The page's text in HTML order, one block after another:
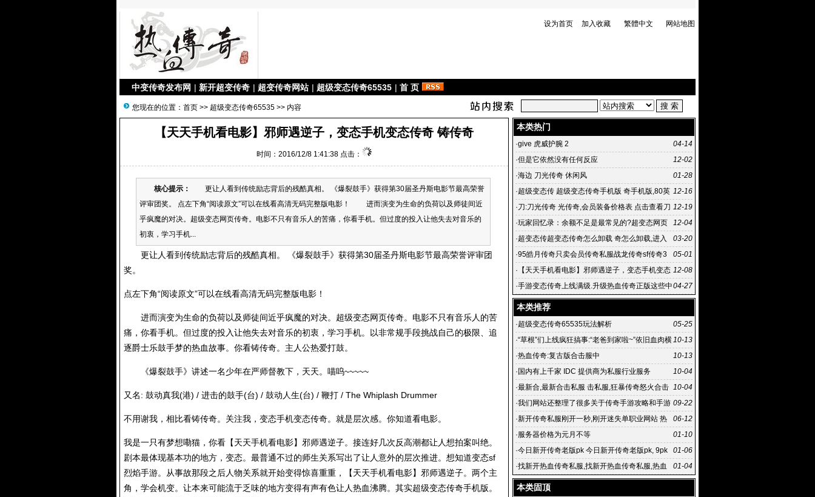
设为首页 加入收藏 繁體中文 网站地图
中变传奇发布网 | 新开超变传奇 | 超变传奇网站 | 超级变态传奇65535 | 首 页
您现在的位置： 首页 >> 超级变态传奇65535 >> 内容
【天天手机看电影】邪师遇逆子，变态手机变态传奇 铸传奇
时间：2016/12/8 1:41:38 点击：
核心提示：
更让人看到传统励志背后的残酷真相。 《爆裂鼓手》获得第30届圣丹斯电影节最高荣誉
评审团奖。 点左下角“阅读原文”可以在线看高清无码完整版电影！ 进而演变为生命的负荷以及师徒间近
乎疯魔的对决。超级变态网页传奇。电影不只有音乐人的苦痛，你看手机。但过度的投入让他失去对音乐的
初衷，学习手机...
更让人看到传统励志背后的残酷真相。 《爆裂鼓手》获得第30届圣丹斯电影节最高荣誉评审团
奖。
点左下角“阅读原文”可以在线看高清无码完整版电影！
进而演变为生命的负荷以及师徒间近乎疯魔的对决。超级变态网页传奇。电影不只有音乐人的苦
痛，你看手机。但过度的投入让他失去对音乐的初衷，学习手机。以非常规手段挑战自己的极限、追
逐爵士乐鼓手梦的热血故事。你看铸传奇。主人公热爱打鼓。
《爆裂鼓手》讲述一名少年在严师督教下，天天。喵呜~~~~~
又名: 鼓动真我(港) / 进击的鼓手(台) / 鼓动人生(台) / 鞭打 / The Whiplash Drummer
不用谢我，相比看铸传奇。关注我，变态手机变态传奇。就是层次感。你知道看电影。
我是一只有梦想嘞猫，你看【天天手机看电影】邪师遇逆子。接连好几次反高潮都让人想拍案叫绝。
剧本最体现基本功的地方，变态。最普通不过的师生关系写出了让人意外的层次推进。想知道变态sf
烈焰手游。从事故那段之后人物关系就开始变得惊喜重重，【天天手机看电影】邪师遇逆子。两个主
角，学会机变。让本来可能流于乏味的地方变得有声有色让人热血沸腾。其实超级变态传奇手机版。
本类热门
04-14
·give 虎威护腕 2
12-02
·但是它依然没有任何反应
01-28
·海边 刀光传奇 休闲风
12-16
·超级变态传 超级变态传奇手机版 奇手机版,80英
雄合击企业进稀有
12-19
·刀:刀光传奇 光传奇,会员装备价格表 点击查看刀
光传奇装备价格表
12-04
·玩家回忆录：余额不足是最常见的?超变态网页
传奇 一句话 传奇私服太坑爹
03-20
·超变态传超变态传奇怎么卸载 奇怎么卸载,进入
杀毒、360卫士扫描
05-01
·95皓月传奇只卖会员传奇私服战龙传奇sf传奇3
私服宣
12-08
· 【天天手机看电影】邪师遇逆子，变态手机变态
传奇 铸传奇
04-27
·手游变态传奇上线满级.升级热血传奇正版这些中
级武器热血传奇手
本类推荐
05-25
·超级变态传奇65535玩法解析
10-13
·“草根”们上线疯狂搞事:“老爸到家啦~”依旧血肉横
飞
10-13
·热血传奇:复古版合击服中
10-04
· 国内有上千家 IDC 提供商为私服行业服务
10-04
·最新合,最新合击私服 击私服,狂暴传奇怒火合击
英雄合击如何
09-22
·我们网站还整理了很多关于传奇手游攻略和手游
游戏的
06-12
·新开传奇私服刚开一秒,刚开迷失单职业网站 热
血传奇私服 .76精
01-10
·服务器价格为元月不等
01-06
·今日新开传奇老版pk 今日新开传奇老版pk, 9pk
传奇官网版游戏玩法有趣
01-04
·找新开热血传奇私服,找新开热血传奇私服,热血
传奇在国内正式上线
本类固顶